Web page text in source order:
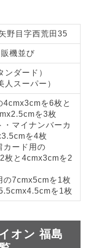
野目字西荒田35
機並び
ダード）
スーパー）
4cmx3cmを6枚と
を3枚
・マイナンバーカ
を4枚
カード用の
枚と4cmx3cmを2
の7cmx5cmを1枚
を1枚
オン 福島